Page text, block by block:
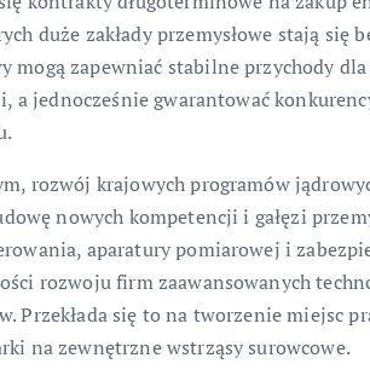
duże zakłady przemysłowe stają
mogą zapewniać stabilne przychody
a jednocześnie gwarantować
rozwój krajowych programów
nowych kompetencji i gałęzi
aparatury pomiarowej i
rozwoju firm zaawansowanych
Przekłada się to na tworzenie miejsc
na zewnętrzne wstrząsy surowcowe.